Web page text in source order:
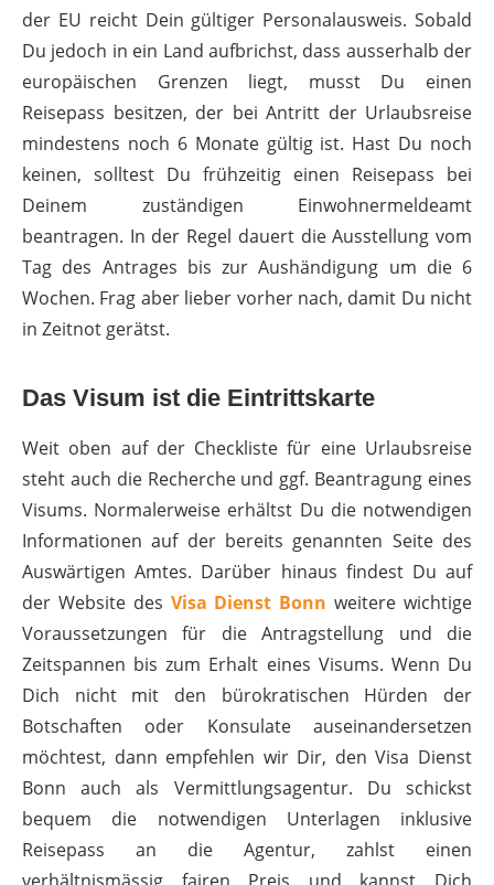
der EU reicht Dein gültiger Personalausweis. Sobald
Du jedoch in ein Land aufbrichst, dass ausserhalb der
europäischen Grenzen liegt, musst Du einen
Reisepass besitzen, der bei Antritt der Urlaubsreise
mindestens noch 6 Monate gültig ist. Hast Du noch
keinen, solltest Du frühzeitig einen Reisepass bei
Deinem zuständigen Einwohnermeldeamt
beantragen. In der Regel dauert die Ausstellung vom
Tag des Antrages bis zur Aushändigung um die 6
Wochen. Frag aber lieber vorher nach, damit Du nicht
in Zeitnot gerätst.
Das Visum ist die Eintrittskarte
Weit oben auf der Checkliste für eine Urlaubsreise
steht auch die Recherche und ggf. Beantragung eines
Visums. Normalerweise erhältst Du die notwendigen
Informationen auf der bereits genannten Seite des
Auswärtigen Amtes. Darüber hinaus findest Du auf
der Website des Visa Dienst Bonn weitere wichtige
Voraussetzungen für die Antragstellung und die
Zeitspannen bis zum Erhalt eines Visums. Wenn Du
Dich nicht mit den bürokratischen Hürden der
Botschaften oder Konsulate auseinandersetzen
möchtest, dann empfehlen wir Dir, den Visa Dienst
Bonn auch als Vermittlungsagentur. Du schickst
bequem die notwendigen Unterlagen inklusive
Reisepass an die Agentur, zahlst einen